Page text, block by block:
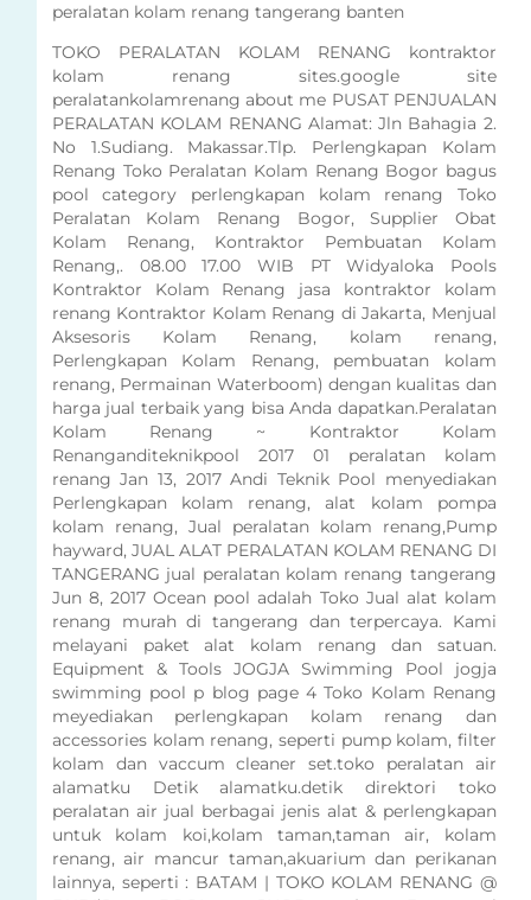
peralatan kolam renang tangerang banten
TOKO PERALATAN KOLAM RENANG kontraktor
kolam renang sites.google site
peralatankolamrenang about me PUSAT PENJUALAN
PERALATAN KOLAM RENANG Alamat: Jln Bahagia 2.
No 1.Sudiang. Makassar.Tlp. Perlengkapan Kolam
Renang Toko Peralatan Kolam Renang Bogor bagus
pool category perlengkapan kolam renang Toko
Peralatan Kolam Renang Bogor, Supplier Obat
Kolam Renang, Kontraktor Pembuatan Kolam
Renang,. 08.00 17.00 WIB PT Widyaloka Pools
Kontraktor Kolam Renang jasa kontraktor kolam
renang Kontraktor Kolam Renang di Jakarta, Menjual
Aksesoris Kolam Renang, kolam renang,
Perlengkapan Kolam Renang, pembuatan kolam
renang, Permainan Waterboom) dengan kualitas dan
harga jual terbaik yang bisa Anda dapatkan.Peralatan
Kolam Renang ~ Kontraktor Kolam
Renanganditeknikpool 2017 01 peralatan kolam
renang Jan 13, 2017 Andi Teknik Pool menyediakan
Perlengkapan kolam renang, alat kolam pompa
kolam renang, Jual peralatan kolam renang,Pump
hayward, JUAL ALAT PERALATAN KOLAM RENANG DI
TANGERANG jual peralatan kolam renang tangerang
Jun 8, 2017 Ocean pool adalah Toko Jual alat kolam
renang murah di tangerang dan terpercaya. Kami
melayani paket alat kolam renang dan satuan.
Equipment & Tools JOGJA Swimming Pool jogja
swimming pool p blog page 4 Toko Kolam Renang
meyediakan perlengkapan kolam renang dan
accessories kolam renang, seperti pump kolam, filter
kolam dan vaccum cleaner set.toko peralatan air
alamatku Detik alamatku.detik direktori toko
peralatan air jual berbagai jenis alat & perlengkapan
untuk kolam koi,kolam taman,taman air, kolam
renang, air mancur taman,akuarium dan perikanan
lainnya, seperti : BATAM | TOKO KOLAM RENANG @